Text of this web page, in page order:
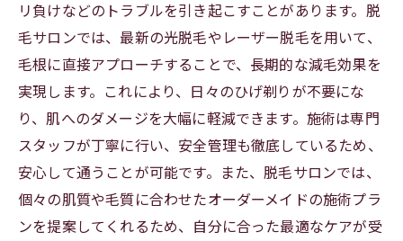
リ負けなどのトラブルを引き起こすことがあります。脱
毛サロンでは、最新の光脱毛やレーザー脱毛を用いて、
毛根に直接アプローチすることで、長期的な減毛効果を
実現します。これにより、日々のひげ剃りが不要にな
り、肌へのダメージを大幅に軽減できます。施術は専門
スタッフが丁寧に行い、安全管理も徹底しているため、
安心して通うことが可能です。また、脱毛サロンでは、
個々の肌質や毛質に合わせたオーダーメイドの施術プラ
ンを提案してくれるため、自分に合った最適なケアが受